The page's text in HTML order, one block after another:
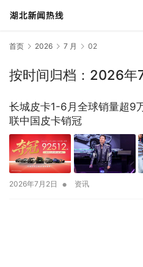
首页 2026 7 月 02
按时间归档：2026年
长城皮卡1-6月全球销量超9
联中国皮卡销冠
2026年7月2日 • 资讯